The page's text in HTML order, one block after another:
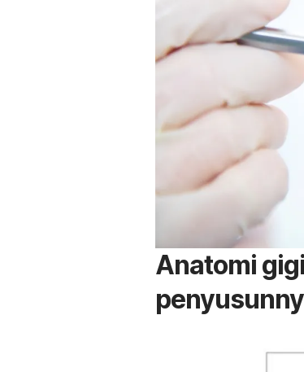
Anatomi